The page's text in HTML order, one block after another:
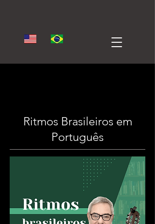
Ritmos Brasileiros em
Português